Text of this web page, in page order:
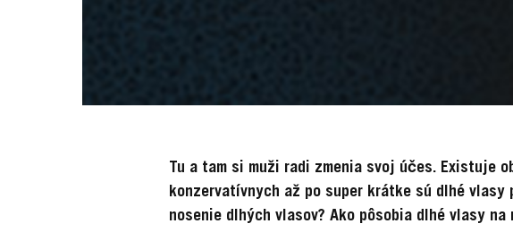
Tu a tam si muži radi zmenia svoj účes. Existuje
konzervatívnych až po super krátke sú dlhé vlasy
nosenie dlhých vlasov? Ako pôsobia dlhé vlasy